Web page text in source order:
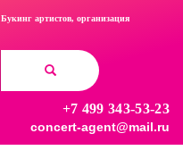
Букинг артистов, организация
+7 499 343-53-23
concert-agent@mail.ru